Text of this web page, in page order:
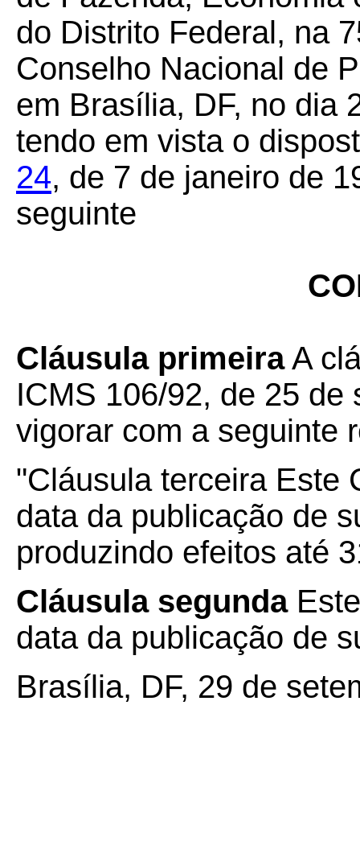
do Distrito Federal, na
Conselho Nacional de
em Brasília, DF, no dia
tendo em vista o
24, de 7 de janeiro de
seguinte
Cláusula primeiraA
ICMS 106/92, de 25 de
vigorar com a seguinte
"Cláusula terceira Este
data da publicação de
produzindo efeitos até
Cláusula segunda
data da publicação de
Brasília, DF, 29 de